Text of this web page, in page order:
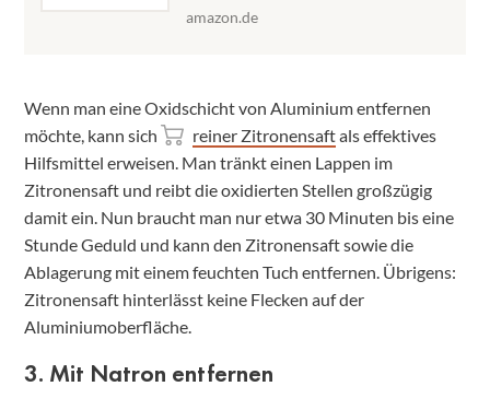
amazon.de
Wenn man eine Oxidschicht von Aluminium entfernen
möchte, kann sich
reiner Zitronensaftals effektives
Hilfsmittel erweisen. Man tränkt einen Lappen im
Zitronensaft und reibt die oxidierten Stellen großzügig
damit ein. Nun braucht man nur etwa 30 Minuten bis eine
Stunde Geduld und kann den Zitronensaft sowie die
Ablagerung mit einem feuchten Tuch entfernen. Übrigens:
Zitronensaft hinterlässt keine Flecken auf der
Aluminiumoberfläche.
3. Mit Natron entfernen